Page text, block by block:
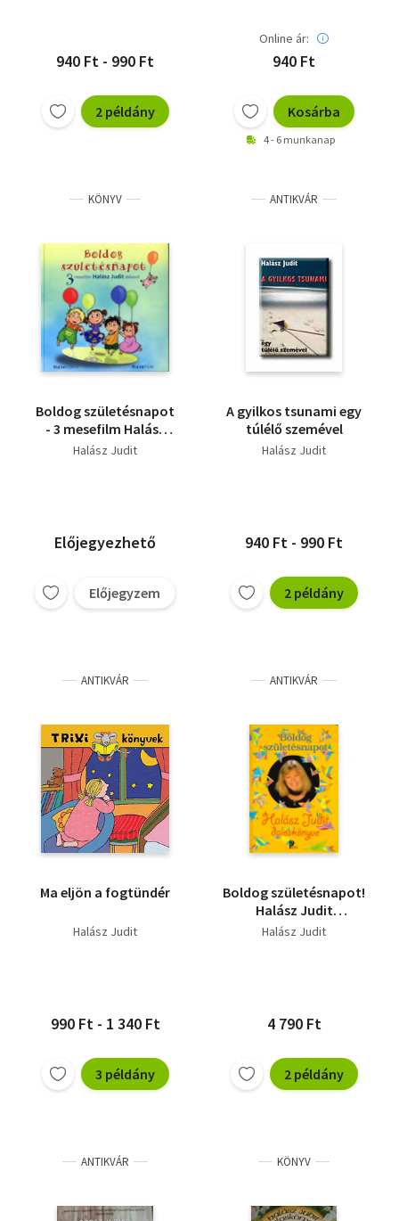
940 Ft - 990 Ft
2 példány
Online ár:
940 Ft
Kosárba
4 - 6 munkanap
KÖNYV
Boldog születésnapot
- 3 mesefilm Halász
Judit dalaival - DVD
Halász Judit
Előjegyezhető
Előjegyzem
ANTIKVÁR
A gyilkos tsunami egy
túlélő szemével
Halász Judit
940 Ft - 990 Ft
2 példány
ANTIKVÁR
Ma eljön a fogtündér
Halász Judit
990 Ft - 1 340 Ft
3 példány
ANTIKVÁR
Boldog születésnapot!
Halász Judit
daloskönyve
Halász Judit
4 790 Ft
2 példány
ANTIKVÁR KÖNYV